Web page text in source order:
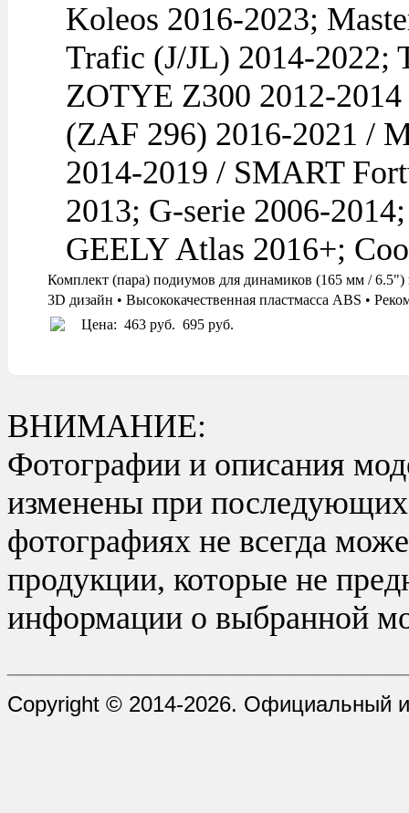
Koleos 2016-2023;
Trafic (J/JL) 2014-2022;
ZOTYE Z300 2012-
(ZAF 296) 2016-2021 /
2014-2019 / SMART
2013; G-serie 2006-
GEELY Atlas 2016+;
Комплект (пара) подиумов для динамиков (165 мм /
3D дизайн • Высококачественная пластмасса ABS •
Цена: 463 руб. 695 руб.
ВНИМАНИЕ:
Фотографии и описания
изменены при последующих
фотографиях не всегда
продукции, которые не
информации о выбранной
Copyright © 2014-2026. Официальный